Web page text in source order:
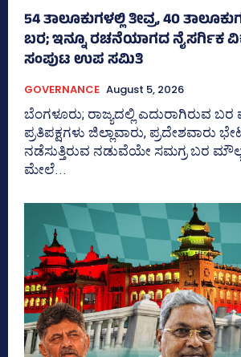
54 ತಾಲೂಕುಗಳಲ್ಲಿ ತೀವ್ರ, 40
ಬರ; ಇನ್ನೂ ರಚನೆಯಾಗದ ನೈಸರ್ಗಿಕ
ಸಂಪುಟ ಉಪ ಸಮಿತಿ
GOVERNANCE August 5, 2026
ಬೆಂಗಳೂರು; ರಾಜ್ಯದಲ್ಲಿ ಎದುರಾಗಿರುವ ಬರ
ಪ್ರತಿಪಕ್ಷಗಳು ಜಿಲ್ಲಾವಾರು, ಪ್ರದೇಶವಾರು
ನಡೆಸುತ್ತಿರುವ ನಡುವೆಯೇ ಸಮಗ್ರ ಬರ
ಮೇಲೆ...